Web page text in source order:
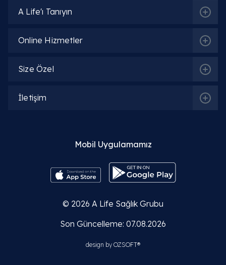
A Life'ı Tanıyın
Online Hizmetler
Size Özel
İletişim
Mobil Uygulamamız
© 2026 A Life Sağlık Grubu
Son Güncelleme: 07.08.2026
design by OZSOFT®